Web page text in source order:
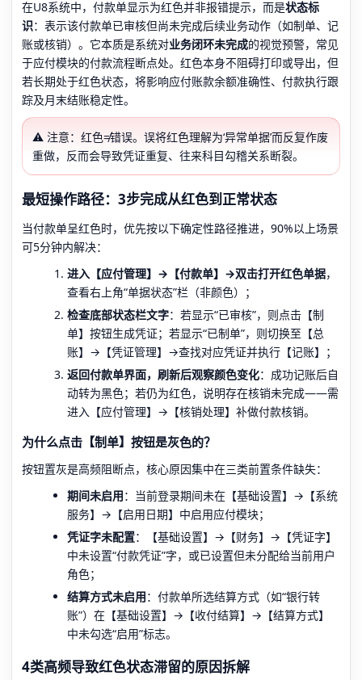
在U8系统中，付款单显示为红色并非报错提示，而是状态标
识：表示该付款单已审核但尚未完成后续业务动作（如制单、记
账或核销）。它本质是系统对业务闭环未完成的视觉预警，常见
于应付模块的付款流程断点处。红色本身不阻碍打印或导出，但
若长期处于红色状态，将影响应付账款余额准确性、付款执行跟
踪及月末结账稳定性。
⚠️ 注意：红色≠错误。误将红色理解为‘异常单据’而反复作废
重做，反而会导致凭证重复、往来科目勾稽关系断裂。
最短操作路径：3步完成从红色到正常状态
当付款单呈红色时，优先按以下确定性路径推进，90%以上场景
可5分钟内解决：
进入【应付管理】→【付款单】→双击打开红色单据，
查看右上角“单据状态”栏（非颜色）；
检查底部状态栏文字：若显示“已审核”，则点击【制
单】按钮生成凭证；若显示“已制单”，则切换至【总
账】→【凭证管理】→查找对应凭证并执行【记账】；
返回付款单界面，刷新后观察颜色变化：成功记账后自
动转为黑色；若仍为红色，说明存在核销未完成——需
进入【应付管理】→【核销处理】补做付款核销。
为什么点击【制单】按钮是灰色的？
按钮置灰是高频阻断点，核心原因集中在三类前置条件缺失：
期间未启用：当前登录期间未在【基础设置】→【系统
服务】→【启用日期】中启用应付模块；
凭证字未配置：【基础设置】→【财务】→【凭证字】
中未设置“付款凭证”字，或已设置但未分配给当前用户
角色；
结算方式未启用：付款单所选结算方式（如“银行转
账”）在【基础设置】→【收付结算】→【结算方式】
中未勾选“启用”标志。
4类高频导致红色状态滞留的原因拆解